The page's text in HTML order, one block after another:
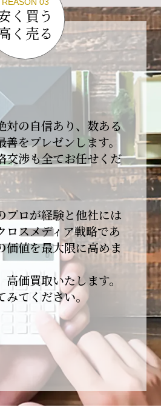
らこそ、初心を忘れず、
要とされる存在であり続
します。
援、ご指導を賜りますよ
い申し上げます。
めでとうございます】
した。
ご支援をいただき、心より
誠実な仕事を積み重ねて
しくお願いいたします。
知らせ】
賜り、誠にありがとうご
休業とさせて頂きます。
～2026年1月8日(木)
く買う
く売る
対の自信あり、数ある
をプレゼンします。
交渉も全てお任せくだ
プロが経験と他社には
ロスメディア戦略であ
価値を最大限に高めま
価買取いたします。
てください。